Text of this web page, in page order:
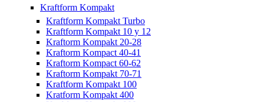
Kraftform Kompakt
Kraftform Kompakt Turbo
Kraftform Kompakt 10 y 12
Kraftorm Kompakt 20-28
Kraftorm Kompact 40-41
Kraftorm Kompact 60-62
Kraftorm Kompakt 70-71
Kraftform Kompakt 100
Kratform Kompakt 400